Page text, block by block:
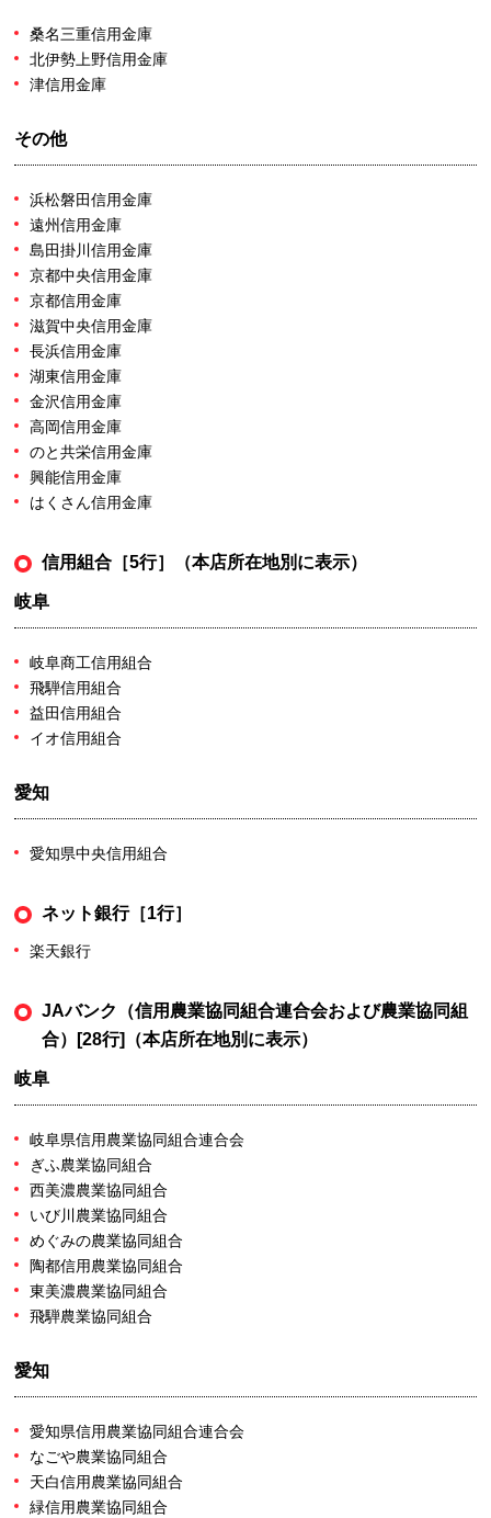
桑名三重信用金庫
北伊勢上野信用金庫
津信用金庫
その他
浜松磐田信用金庫
遠州信用金庫
島田掛川信用金庫
京都中央信用金庫
京都信用金庫
滋賀中央信用金庫
長浜信用金庫
湖東信用金庫
金沢信用金庫
高岡信用金庫
のと共栄信用金庫
興能信用金庫
はくさん信用金庫
信用組合［5行］（本店所在地別に表示）
岐阜
岐阜商工信用組合
飛騨信用組合
益田信用組合
イオ信用組合
愛知
愛知県中央信用組合
ネット銀行［1行］
楽天銀行
JAバンク（信用農業協同組合連合会および農業協同組
合）[28行]（本店所在地別に表示）
岐阜
岐阜県信用農業協同組合連合会
ぎふ農業協同組合
西美濃農業協同組合
いび川農業協同組合
めぐみの農業協同組合
陶都信用農業協同組合
東美濃農業協同組合
飛騨農業協同組合
愛知
愛知県信用農業協同組合連合会
なごや農業協同組合
天白信用農業協同組合
緑信用農業協同組合